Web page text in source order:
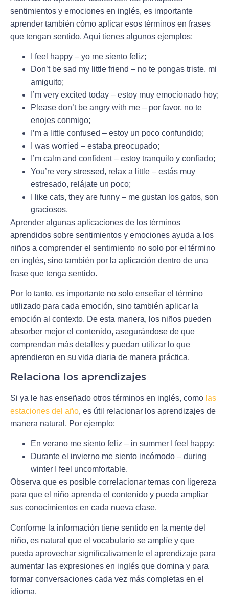
sentimientos y emociones en inglés, es importante
aprender también cómo aplicar esos términos en frases
que tengan sentido. Aquí tienes algunos ejemplos:
I feel happy – yo me siento feliz;
Don’t be sad my little friend – no te pongas triste, mi
amiguito;
I’m very excited today – estoy muy emocionado hoy;
Please don’t be angry with me – por favor, no te
enojes conmigo;
I’m a little confused – estoy un poco confundido;
I was worried – estaba preocupado;
I’m calm and confident – estoy tranquilo y confiado;
You’re very stressed, relax a little – estás muy
estresado, relájate un poco;
I like cats, they are funny – me gustan los gatos, son
graciosos.
Aprender algunas aplicaciones de los términos
aprendidos sobre sentimientos y emociones ayuda a los
niños a comprender el sentimiento no solo por el término
en inglés, sino también por la aplicación dentro de una
frase que tenga sentido.
Por lo tanto, es importante no solo enseñar el término
utilizado para cada emoción, sino también aplicar la
emoción al contexto. De esta manera, los niños pueden
absorber mejor el contenido, asegurándose de que
comprendan más detalles y puedan utilizar lo que
aprendieron en su vida diaria de manera práctica.
Relaciona los aprendizajes
Si ya le has enseñado otros términos en inglés, como las
estaciones del año, es útil relacionar los aprendizajes de
manera natural. Por ejemplo:
En verano me siento feliz – in summer I feel happy;
Durante el invierno me siento incómodo – during
winter I feel uncomfortable.
Observa que es posible correlacionar temas con ligereza
para que el niño aprenda el contenido y pueda ampliar
sus conocimientos en cada nueva clase.
Conforme la información tiene sentido en la mente del
niño, es natural que el vocabulario se amplíe y que
pueda aprovechar significativamente el aprendizaje para
aumentar las expresiones en inglés que domina y para
formar conversaciones cada vez más completas en el
idioma.